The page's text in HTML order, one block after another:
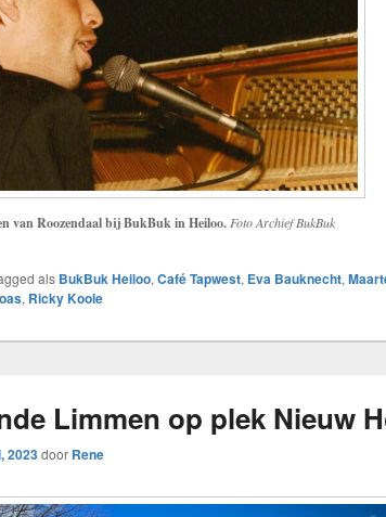
van Roozendaal bij BukBuk in Heiloo.Foto Archief BukBuk
als BukBuk Heiloo,Café Tapwest, Eva Bauknecht,
, Ricky Koole
Limmen op plek Nieuw
2023door Rene